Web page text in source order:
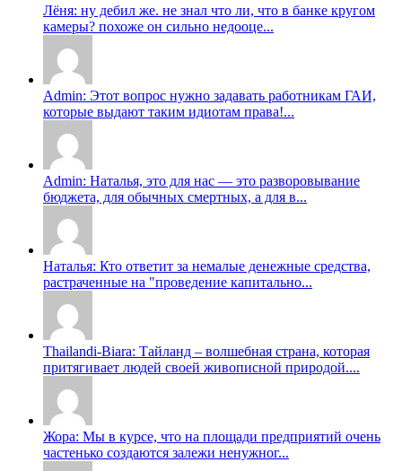
Лёня: ну дебил же. не знал что ли, что в банке кругом
камеры? похоже он сильно недооце...
Admin: Этот вопрос нужно задавать работникам ГАИ,
которые выдают таким идиотам права!...
Admin: Наталья, это для нас — это разворовывание
бюджета, для обычных смертных, а для в...
Наталья: Кто ответит за немалые денежные средства,
растраченные на "проведение капитально...
Thailandi-Biara: Тайланд – волшебная страна, которая
притягивает людей своей живописной природой....
Жора: Мы в курсе, что на площади предприятий очень
частенько создаются залежи ненужног...